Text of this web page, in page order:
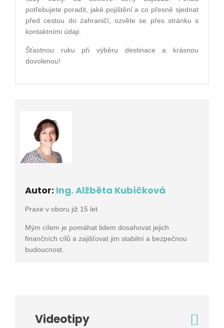
potřebujete poradit, jaké pojištění a co přesně sjednat
před cestou do zahraničí, ozvěte se přes stránku s
kontaktními údaji.
Šťastnou ruku při výběru destinace a krásnou
dovolenou!
Autor: Ing. Alžběta Kubíčková
Praxe v oboru již 15 let
Mým cílem je pomáhat lidem dosahovat jejich
finančních cílů a zajišťovat jim stabilní a bezpečnou
budoucnost.
Videotipy